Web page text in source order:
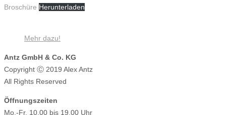
Broschüre Herunterladen
Mehr dazu!
Antz GmbH & Co. KG
Copyright Ⓒ 2019 Alex Antz
All Rights Reserved
Öffnungszeiten
Mo.-Fr. 10.00 bis 19.00 Uhr